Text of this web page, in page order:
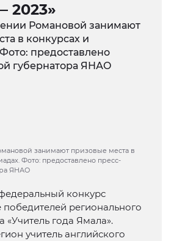
2023»
занимают призовые места в
Фото: предоставлено пресс-
ЯНАО
конкурс
победителей регионального
«Учитель года Ямала».
учитель английского